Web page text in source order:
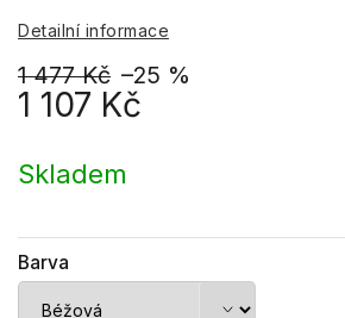
1 477 Kč –25 %
1 107 Kč
cena:
Skladem
Barva
Detailní informace